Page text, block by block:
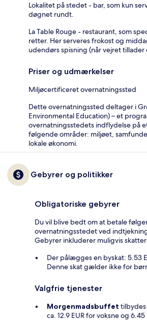
Lokalitet på stedet - bar, som kun
døgnet rundt.
La Table Rouge - restaurant, som
retter. Her serveres frokost og
udendørs spisning (når vejret tillader
Priser og udmærkelser
Miljøcertificeret overnatningssted
Dette overnatningssted deltager i
Environmental Education) – et
overnatningsstedets indflydelse på
følgende områder: miljøet,
lokale økonomi.
Gebyrer og politikker
Obligatoriske gebyrer
Du vil blive bedt om at betale
overnatningsstedet ved
Gebyrer inkluderer muligvis
Der pålægges en byskat: 5.53
Denne skat gælder ikke for
Valgfrie tjenester
Morgenmadsbuffet
ca. 12.9 EUR for voksne og